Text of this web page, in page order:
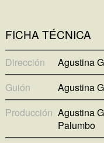
FICHA TÉCNICA
Dirección Agustina
Guión
Agustina
Producción Agustina
Palumbo